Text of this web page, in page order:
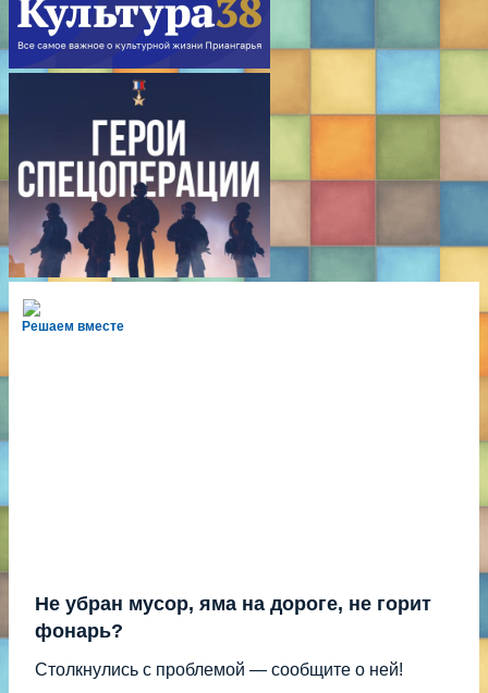
Решаем вместе
Не убран мусор, яма на дороге, не горит
фонарь?
Столкнулись с проблемой — сообщите о ней!